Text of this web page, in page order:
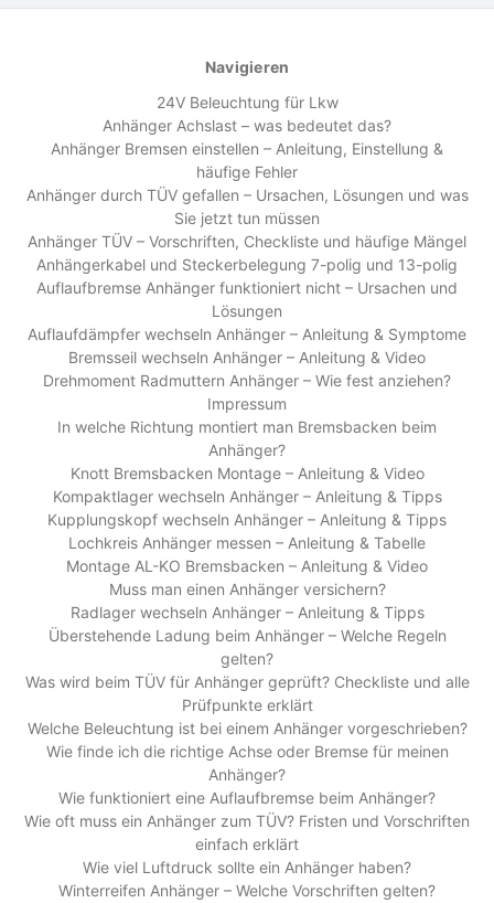
Navigieren
24V Beleuchtung für Lkw
Anhänger Achslast – was bedeutet das?
Anhänger Bremsen einstellen – Anleitung, Einstellung &
häufige Fehler
Anhänger durch TÜV gefallen – Ursachen, Lösungen und was
Sie jetzt tun müssen
Anhänger TÜV – Vorschriften, Checkliste und häufige Mängel
Anhängerkabel und Steckerbelegung 7-polig und 13-polig
Auflaufbremse Anhänger funktioniert nicht – Ursachen und
Lösungen
Auflaufdämpfer wechseln Anhänger – Anleitung & Symptome
Bremsseil wechseln Anhänger – Anleitung & Video
Drehmoment Radmuttern Anhänger – Wie fest anziehen?
Impressum
In welche Richtung montiert man Bremsbacken beim
Anhänger?
Knott Bremsbacken Montage – Anleitung & Video
Kompaktlager wechseln Anhänger – Anleitung & Tipps
Kupplungskopf wechseln Anhänger – Anleitung & Tipps
Lochkreis Anhänger messen – Anleitung & Tabelle
Montage AL-KO Bremsbacken – Anleitung & Video
Muss man einen Anhänger versichern?
Radlager wechseln Anhänger – Anleitung & Tipps
Überstehende Ladung beim Anhänger – Welche Regeln
gelten?
Was wird beim TÜV für Anhänger geprüft? Checkliste und alle
Prüfpunkte erklärt
Welche Beleuchtung ist bei einem Anhänger vorgeschrieben?
Wie finde ich die richtige Achse oder Bremse für meinen
Anhänger?
Wie funktioniert eine Auflaufbremse beim Anhänger?
Wie oft muss ein Anhänger zum TÜV? Fristen und Vorschriften
einfach erklärt
Wie viel Luftdruck sollte ein Anhänger haben?
Winterreifen Anhänger – Welche Vorschriften gelten?